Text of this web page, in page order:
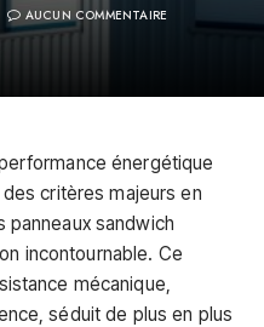
AUCUN COMMENTAIRE
énergétique
critères majeurs en
sandwich
incontournable. Ce
mécanique,
séduit de plus en plus